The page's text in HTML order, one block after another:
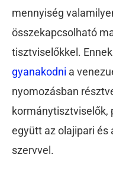
mennyiség
összekapcsolható
tisztviselőkkel.
gyanakodni a
nyomozásban
kormánytisztviselők,
együtt az olajipari és
szervvel.